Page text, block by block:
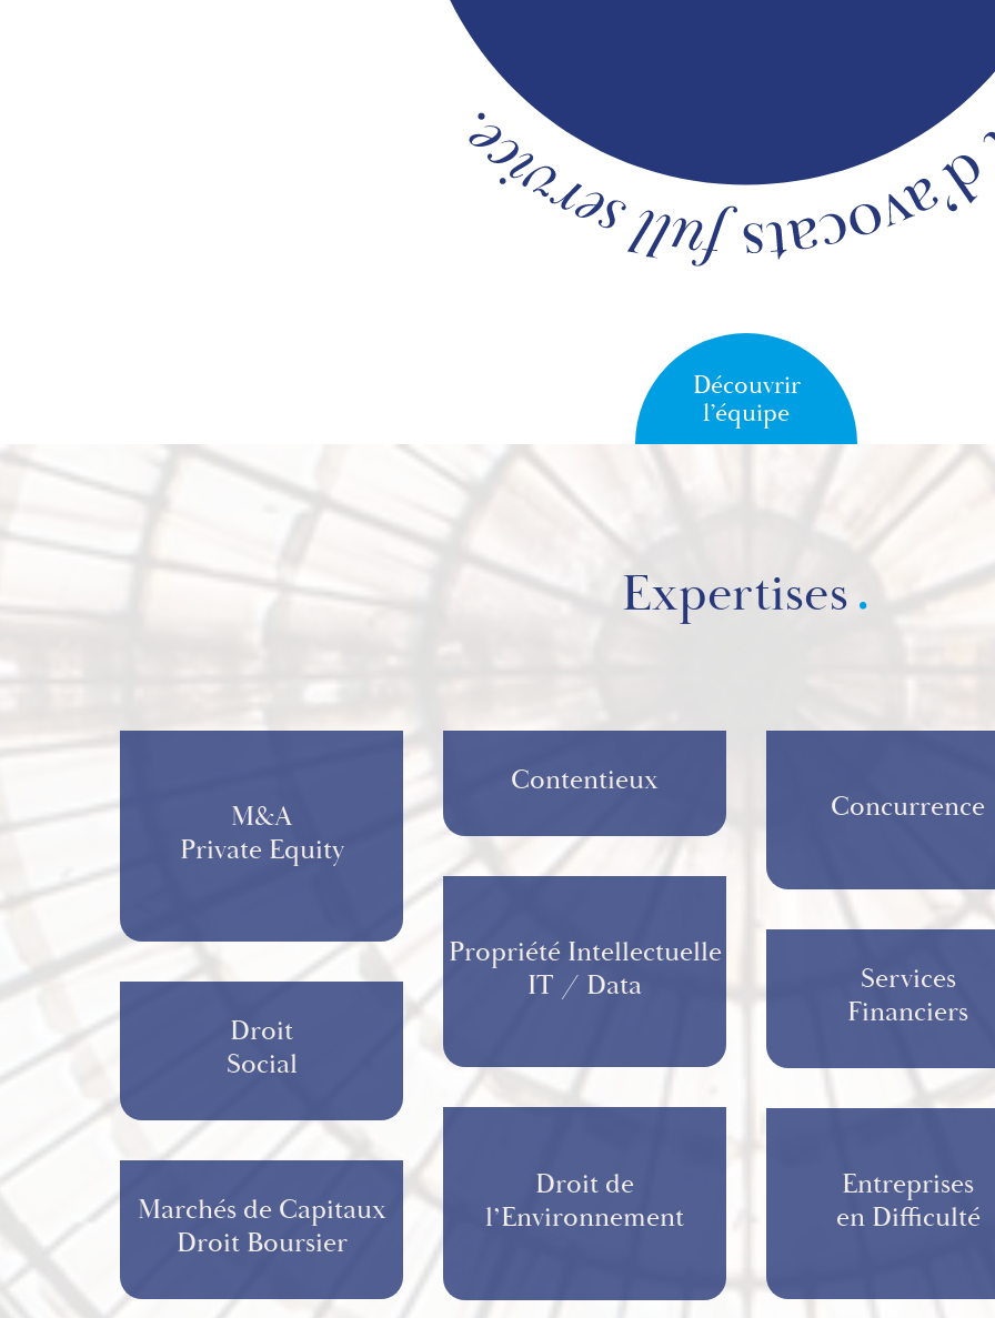
Découvrir
l’équipe
Expertises
M&A
Private Equity
Droit
Social
Marchés de Capitaux
Droit Boursier
Contentieux
Propriété Intellectuelle
IT / Data
Droit de
l’Environnement
Concurrence
Services
Financiers
Entreprises
en Difficulté